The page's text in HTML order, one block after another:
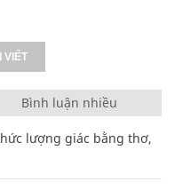
VIẾT
Bình luận nhiều
lượng giác bằng thơ,